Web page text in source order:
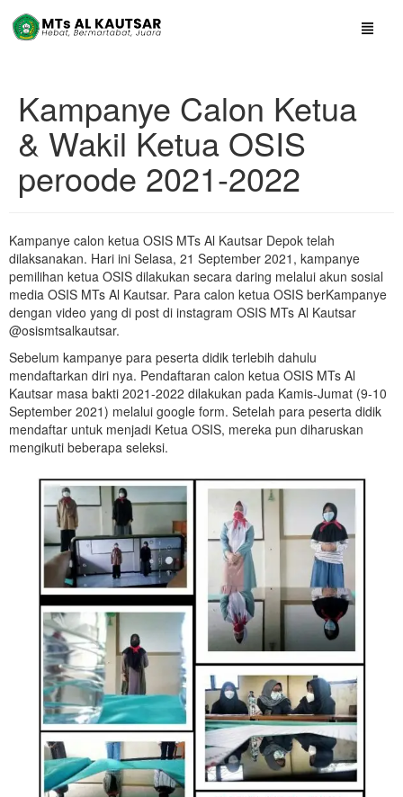
Kampanye Calon Ketua
& Wakil Ketua OSIS
peroode 2021-2022
Kampanye calon ketua OSIS MTs Al Kautsar Depok telah
dilaksanakan. Hari ini Selasa, 21 September 2021, kampanye
pemilihan ketua OSIS dilakukan secara daring melalui akun sosial
media OSIS MTs Al Kautsar. Para calon ketua OSIS berKampanye
dengan video yang di post di instagram OSIS MTs Al Kautsar
@osismtsalkautsar.
Sebelum kampanye para peserta didik terlebih dahulu
mendaftarkan diri nya. Pendaftaran calon ketua OSIS MTs Al
Kautsar masa bakti 2021-2022 dilakukan pada Kamis-Jumat (9-10
September 2021) melalui google form. Setelah para peserta didik
mendaftar untuk menjadi Ketua OSIS, mereka pun diharuskan
mengikuti beberapa seleksi.